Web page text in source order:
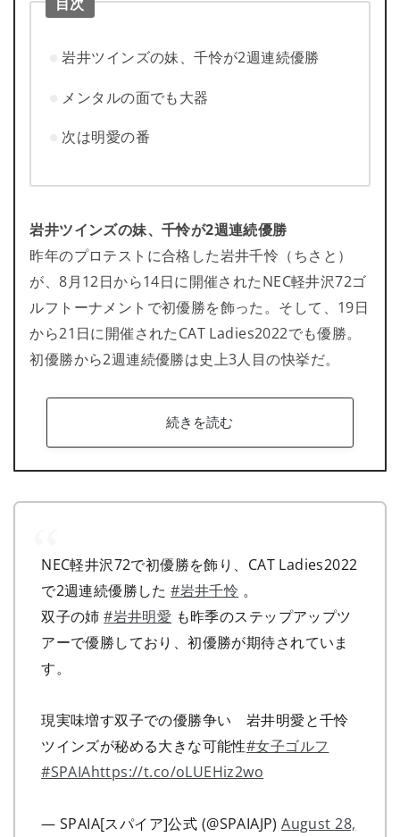
岩井ツインズの妹、千怜が2週連続優勝
メンタルの面でも大器
次は明愛の番
岩井ツインズの妹、千怜が2週連続優勝
昨年のプロテストに合格した岩井千怜（ちさと）
が、8月12日から14日に開催されたNEC軽井沢72ゴ
ルフトーナメントで初優勝を飾った。そして、19日
から21日に開催されたCAT Ladies2022でも優勝。
初優勝から2週連続優勝は史上3人目の快挙だ。
続きを読む
NEC軽井沢72で初優勝を飾り、CAT Ladies2022
で2週連続優勝した#岩井千怜 。
双子の姉#岩井明愛 も昨季のステップアップツ
アーで優勝しており、初優勝が期待されていま
す。
現実味増す双子での優勝争い 岩井明愛と千怜
ツインズが秘める大きな可能性#女子ゴルフ
#SPAIAhttps://t.co/oLUEHiz2wo
— SPAIA[スパイア]公式 (@SPAIAJP)August 28,